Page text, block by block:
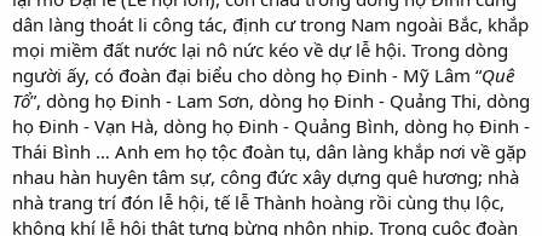
dân làng thoát li công tác, định cư trong Nam ngoài Bắc, khắp
mọi miềm đất nước lại nô nức kéo về dự lễ hội. Trong dòng
người ấy, có đoàn đại biểu cho dòng họ Đinh - Mỹ Lâm “Quê
Tổ”, dòng họ Đinh - Lam Sơn, dòng họ Đinh - Quảng Thi, dòng
họ Đinh - Vạn Hà, dòng họ Đinh - Quảng Bình, dòng họ Đinh -
Thái Bình … Anh em họ tộc đoàn tụ, dân làng khắp nơi về gặp
nhau hàn huyên tâm sự, công đức xây dựng quê hương; nhà
nhà trang trí đón lễ hội, tế lễ Thành hoàng rồi cùng thụ lộc,
không khí lễ hội thật tưng bừng nhộn nhịp. Trong cuộc đoàn